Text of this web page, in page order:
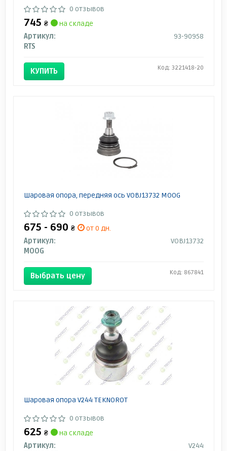
0 отзывов
745 ₴
на складе
Артикул:
93-90958
RTS
КУПИТЬ Код: 3221418-20
Шаровая опора, передняя ось VOBJ13732 MOOG
0 отзывов
675 - 690 ₴
от 0 дн.
Артикул:
VOBJ13732
MOOG
Выбрать цену Код: 867841
Шаровая опора V244 TEKNOROT
0 отзывов
625 ₴
на складе
Артикул:
V244